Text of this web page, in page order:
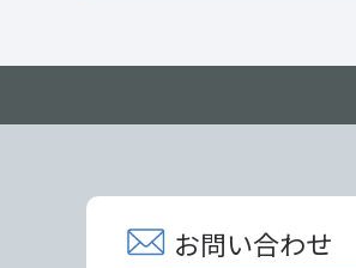
お問い合わせ